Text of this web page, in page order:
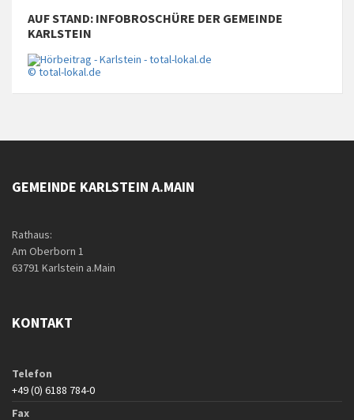
AUF STAND: INFOBROSCHÜRE DER GEMEINDE
KARLSTEIN
© total-lokal.de
GEMEINDE KARLSTEIN A.MAIN
Rathaus:
Am Oberborn 1
63791 Karlstein a.Main
KONTAKT
Telefon
+49 (0) 6188 784-0
Fax